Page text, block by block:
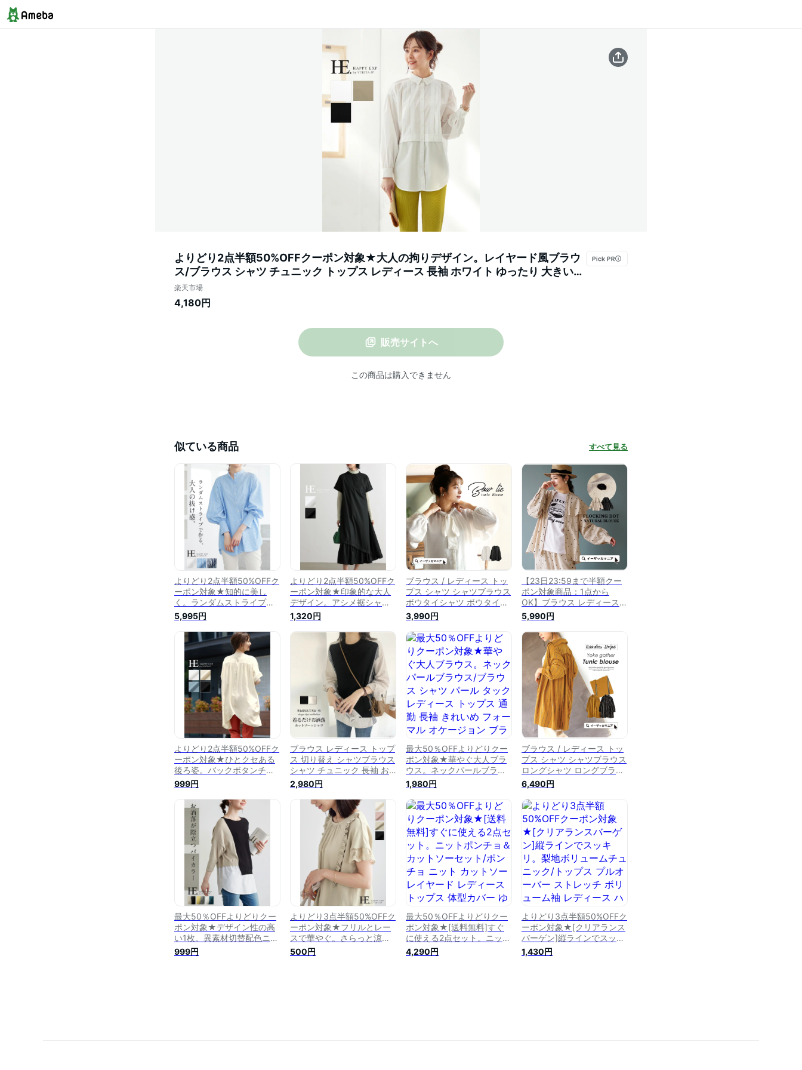
よりどり2点半額50%OFFクーポン対象★大人の拘りデザイン。レイヤード風ブラウ
ス/ブラウス シャツ チュニック トップス レディース 長袖 ホワイト ゆったり 大きいサ
イズ[メール便不可]
楽天市場
4,180円
販売サイトへ
この商品は購入できません
似ている商品 すべて見る
よりどり2点半額50%OFFク
ーポン対象★知的に美し
く。ランダムストライプボ
リューム袖ブラウス/ブラウ
ス シャツ ストライプ ボリ
ューム袖 レディース トップ
ス チュニック丈 異素材 ゆ
ったり 大きいサイズ 体型カ
バー[メール便可（1点ま
で）] [M便 1/1][メール便で
送料無料!]
5,995円
よりどり2点半額50%OFFク
ーポン対象★印象的な大人
デザイン。アシメ裾シャツ
ワンピ/ワンピース ワンピ
レイヤード アシンメトリー
レディース バンドカラー ロ
ング丈 半袖 ゆったり 大き
いサイズ[返品交換不可][メ
ール便不可][送料無料!]
1,320円
ブラウス / レディース トッ
プス シャツ シャツブラウス
ボウタイシャツ ボウタイブ
ラウス チュニック チュニッ
クシャツ リボン 長袖 大き
いサイズ ゆったり 秋 【メ
ール便可22】◆ボウタイ チ
ュニックブラウス
3,990円
【23日23:59まで半額クー
ポン対象商品：1点から
OK】ブラウス レディース /
動くたび揺れるデザイン ト
ップス シャツ シャツブラウ
ス 長袖 スタンドカラー 綿
100％ セットアップ 大きい
サイズ ゆったり 春 【メー
ル便可22】◆フロッキード
ット ナチュラルブラウス
5,990円
よりどり2点半額50%OFFク
ーポン対象★ひとクセある
後ろ姿。バックボタンチュ
ニックブラウス/ブラウス ト
ップス チュニック キーネッ
ク レディース ゆったり 大
きいサイズ 体型カバー[メー
ル便不可][送料無料!]
999円
ブラウス レディース トップ
ス 切り替え シャツブラウス
シャツ チュニック 長袖 お
しゃれ 長袖シャツ ストライ
プ 切替トップス レイヤード
風 カットソー tシャツ プル
オーバー 大きいサイズ きれ
いめ ストライプ ゆったり
大人 カジュアル かわいい
2,980円
最大50％OFFよりどりクー
ポン対象★華やぐ大人ブラ
ウス。ネックパールブラウ
ス/ブラウス シャツ パール
タック レディース トップス
通勤 長袖 きれいめ フォー
マル オケージョン ブラウス
フォーマル ブラウス[メール
便可（1点まで）] [M便 1/1]
1,980円
ブラウス / レディース トッ
プス シャツ シャツブラウス
ロングシャツ ロングブラウ
ス チュニック 長そで 長袖
襟 大きいサイズ ゆったり
冬 【メール便可22】◆ラン
ダムストライプ ヨークギャ
ザー チュニックブラウス
6,490円
最大50％OFFよりどりクー
ポン対象★デザイン性の高
い1枚。異素材切替配色ニッ
ト/ニット セーター レイヤ
ード 配色 レディース トッ
999円
よりどり3点半額50%OFFク
ーポン対象★フリルとレー
スで華やぐ。さらっと涼し
げ袖レースふんわりブラウ
ス/ブラウス レース フリル
500円
最大50％OFFよりどりクー
ポン対象★[送料無料]すぐ
に使える2点セット。ニット
ポンチョ＆カットソーセッ
ト/ポンチョ ニット カット
4,290円
よりどり3点半額50%OFFク
ーポン対象★[クリアランス
バーゲン]縦ラインでスッキ
リ。梨地ボリュームチュニ
ック/トップス プルオーバー
1,430円